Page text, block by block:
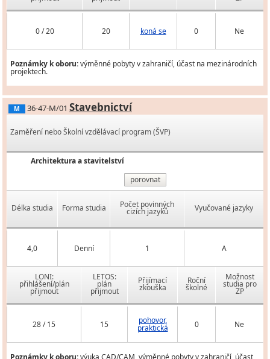
0 / 20 20 koná se 0 Ne
Poznámky k oboru:výměnné pobyty v zahraničí, účast na mezinárodních
projektech.
M 36-47-M/01 Stavebnictví
Zaměření nebo Školní vzdělávací program (ŠVP)
Architektura a stavitelství
porovnat
Délka studia Forma studia Počet povinných
cizích jazyků Vyučované jazyky
4,0 Denní 1 A
LONI:
přihlášení/plán
přijmout
LETOS:
plán
přijmout
Přijímací
zkouška
Roční
školné
Možnost
studia pro
ZP
28 / 15 15 pohovor,
praktická 0 Ne